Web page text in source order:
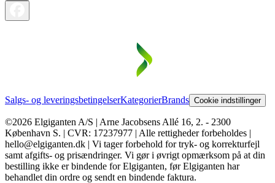
Salgs- og leveringsbetingelserKategorierBrands Cookie indstillinger
©2026 Elgiganten A/S | Arne Jacobsens Allé 16, 2. - 2300
København S. | CVR: 17237977 | Alle rettigheder forbeholdes |
hello@elgiganten.dk | Vi tager forbehold for tryk- og korrekturfejl
samt afgifts- og prisændringer. Vi gør i øvrigt opmærksom på at din
bestilling ikke er bindende for Elgiganten, før Elgiganten har
behandlet din ordre og sendt en bindende faktura.